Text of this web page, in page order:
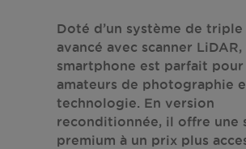
Doté d’un système de triple
avancé avec scanner LiDAR,
smartphone est parfait pour
amateurs de photographie
technologie. En version
reconditionnée, il offre une
premium à un prix plus